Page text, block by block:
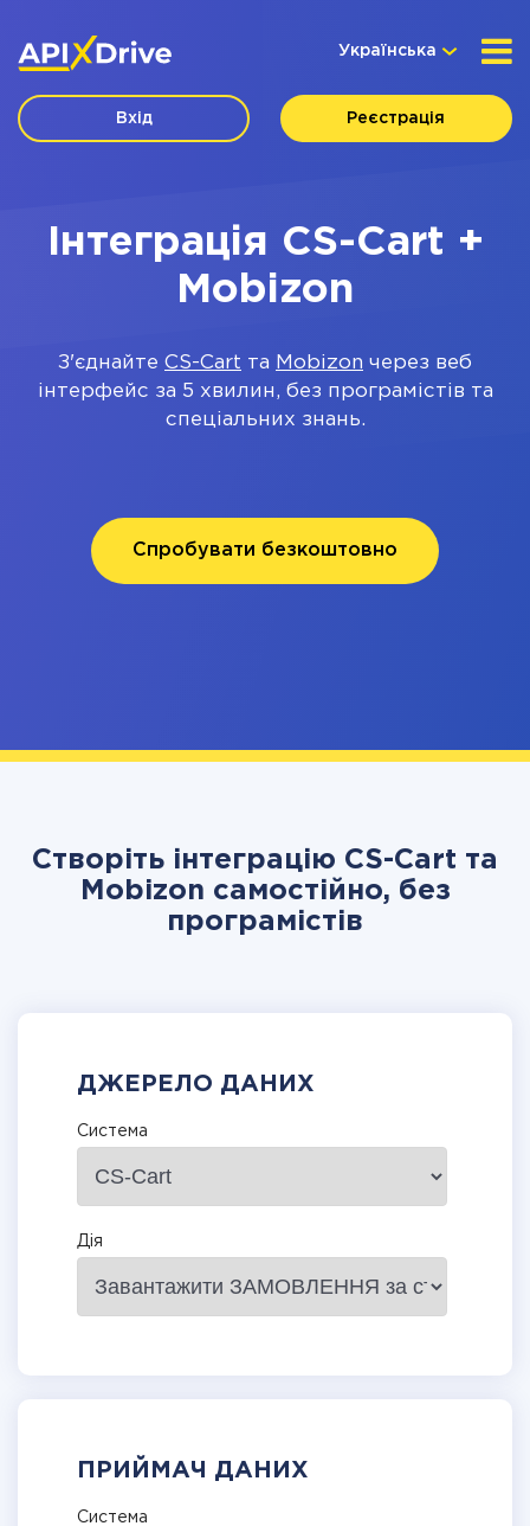
Українська
Вхід Реєстрація
Інтеграція CS-Cart +
Mobizon
З'єднайте CS-Cart та Mobizon через веб
інтерфейс за 5 хвилин, без програмістів та
спеціальних знань.
Спробувати безкоштовно
Створіть інтеграцію CS-Cart та
Mobizon самостійно, без
програмістів
ДЖЕРЕЛО ДАНИХ
Система
Дія
ПРИЙМАЧ ДАНИХ
Система